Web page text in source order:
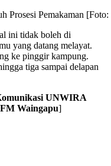
Prosesi Pemakaman
ini tidak boleh di
yang datang melayat.
ke pinggir kampung.
tiga sampai delapan
UNWIRA
Waingapu]